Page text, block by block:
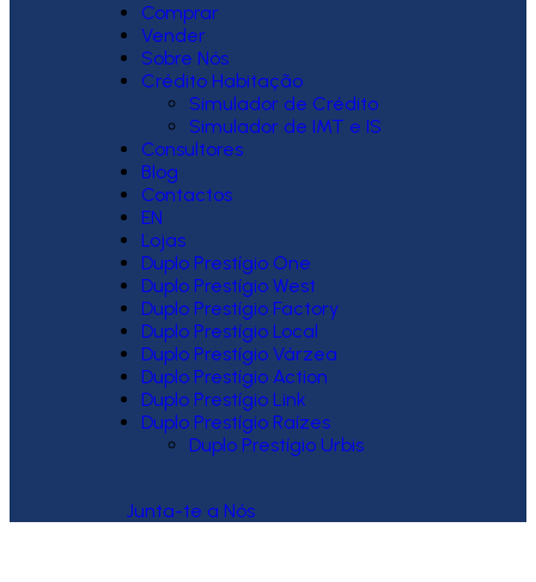
Comprar
Vender
Sobre Nós
Crédito Habitação
Simulador de Crédito
Simulador de IMT e IS
Consultores
Blog
Contactos
EN
Lojas
Duplo Prestígio One
Duplo Prestígio West
Duplo Prestígio Factory
Duplo Prestígio Local
Duplo Prestígio Várzea
Duplo Prestígio Action
Duplo Prestígio Link
Duplo Prestígio Raízes
Duplo Prestígio Urbis
Junta-te a Nós